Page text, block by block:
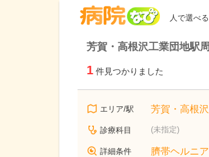
人で選べ
芳賀・高根沢工業団地駅
1 件見つかりました
エリア/駅 芳賀・高根
診療科目 (未指定)
詳細条件 臍帯ヘルニア